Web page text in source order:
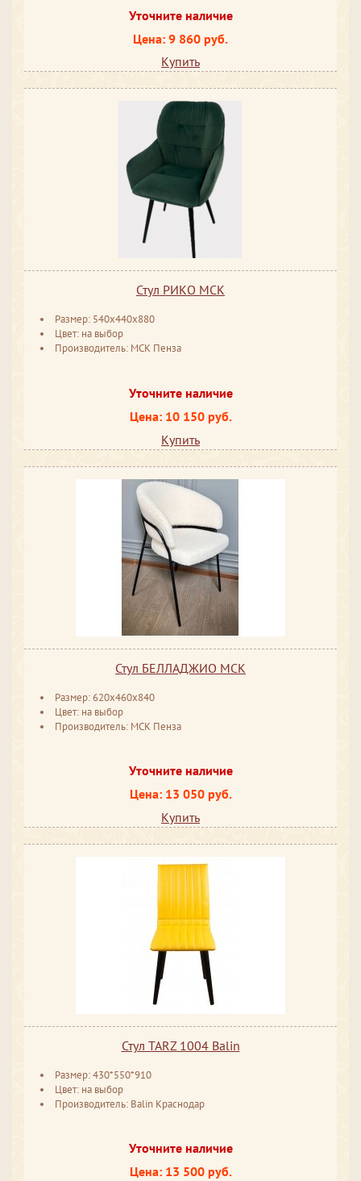
Уточните наличие
Цена: 9 860 руб.
Купить
Стул РИКО МСК
Размер: 540x440x880
Цвет: на выбор
Производитель: МСК Пенза
Уточните наличие
Цена: 10 150 руб.
Купить
Стул БЕЛЛАДЖИО МСК
Размер: 620x460x840
Цвет: на выбор
Производитель: МСК Пенза
Уточните наличие
Цена: 13 050 руб.
Купить
Стул TARZ 1004 Balin
Размер: 430*550*910
Цвет: на выбор
Производитель: Balin Краснодар
Уточните наличие
Цена: 13 500 руб.